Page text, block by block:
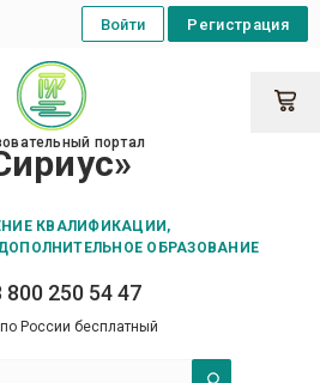
портал
КВАЛИФИКАЦИИ,
ОБРАЗОВАНИЕ
800 250 54 47
России бесплатный
Регистрация
Войти